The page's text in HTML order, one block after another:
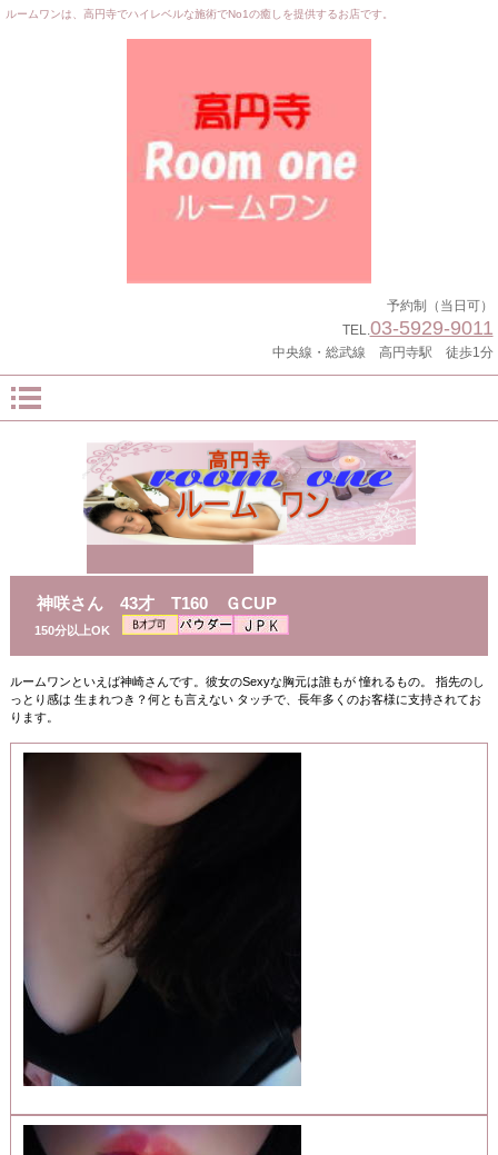
ルームワンは、高円寺でハイレベルな施術でNo1の癒しを提供するお店です。
予約制（当日可）
TEL.03-5929-9011
中央線・総武線 高円寺駅 徒歩1分
神咲さん 43才 T160 ＧCUP
150分以上OK
ルームワンといえば神崎さんです。彼女のSexyな胸元は誰もが 憧れるもの。 指先のし
っとり感は 生まれつき？何とも言えない タッチで、長年多くのお客様に支持されてお
ります。